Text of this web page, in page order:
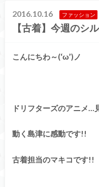
2016.10.16 ファッション
【古着】今週のシ
こんにちわ～(‘ω’)ノ
ドリフターズのアニメ…
動く島津に感動です!!
古着担当のマキコです!!